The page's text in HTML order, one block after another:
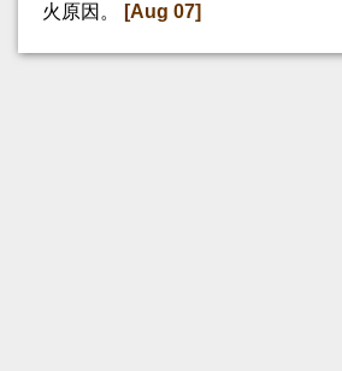
火原因。
[Aug 07]